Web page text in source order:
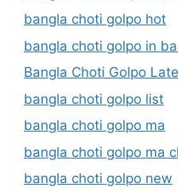
bangla choti golpo hot
bangla choti golpo in
Bangla Choti Golpo
bangla choti golpo list
bangla choti golpo ma
bangla choti golpo ma
bangla choti golpo new